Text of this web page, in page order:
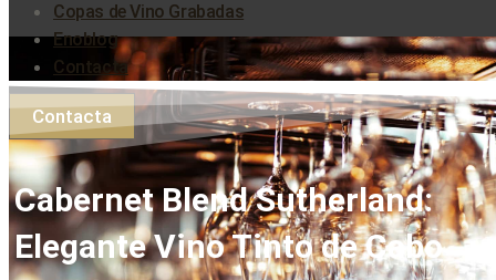
Copas de Vino Grabadas
Enoblog
Contacta
Contacta
Cabernet Blend Sutherland:
Elegante Vino Tinto de Cabo